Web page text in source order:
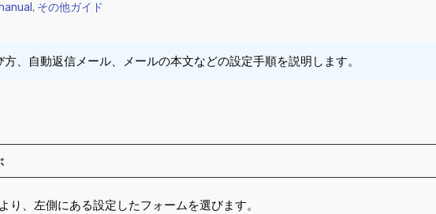
in
, その他ガイド
、自動返信メール、メールの本文などの設定手順を説明します。
り、左側にある設定したフォームを選びます。